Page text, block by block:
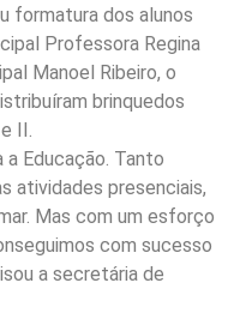
formatura dos alunos
Professora Regina
Manoel Ribeiro, o
brinquedos
II.
Educação. Tanto
atividades presenciais,
Mas com um esforço
com sucesso
a secretária de